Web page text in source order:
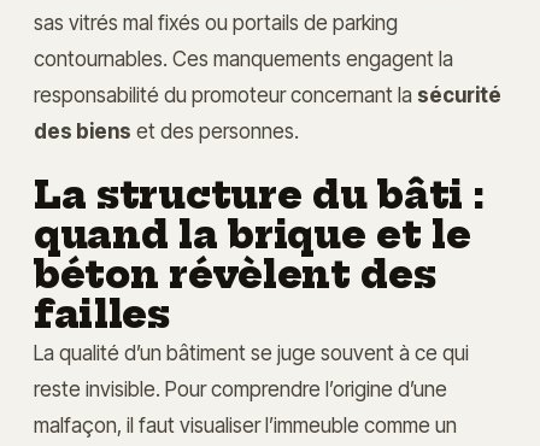
sas vitrés mal fixés ou portails de parking
contournables. Ces manquements engagent la
responsabilité du promoteur concernant la sécurité
des biens et des personnes.
La structure du bâti :
quand la brique et le
béton révèlent des
failles
La qualité d’un bâtiment se juge souvent à ce qui
reste invisible. Pour comprendre l’origine d’une
malfaçon, il faut visualiser l’immeuble comme un